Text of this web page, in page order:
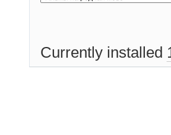
Currently installed